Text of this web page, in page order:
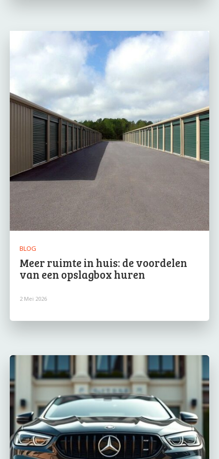
BLOG
Meer ruimte in huis: de voordelen
van een opslagbox huren
2 Mei 2026